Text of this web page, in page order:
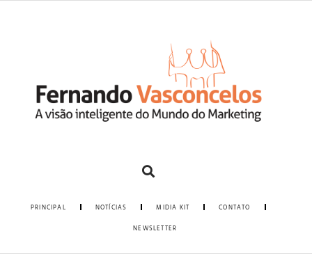
PRINCIPAL NOTÍCIAS MIDIA KIT CONTATO
NEWSLETTER